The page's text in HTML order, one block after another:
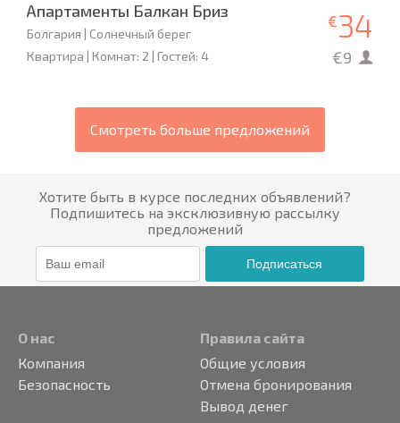
Апартаменты Балкан Бриз
Болгария | Солнечный берег
Квартира | Комнат: 2 | Гостей: 4
€34
€9
Смотреть больше предложений
Хотите быть в курсе последних объявлений?
Подпишитесь на эксклюзивную рассылку
предложений
Подписаться
О нас
Компания
Безопасность
Правила сайта
Общие условия
Отмена бронирования
Вывод денег